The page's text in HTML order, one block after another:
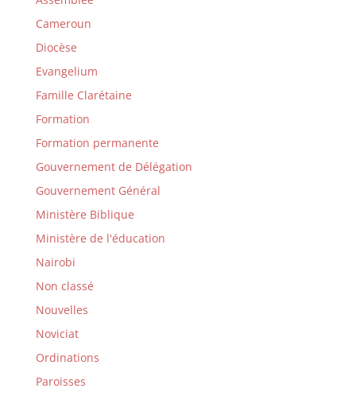
Cameroun
Diocèse
Evangelium
Famille Clarétaine
Formation
Formation permanente
Gouvernement de Délégation
Gouvernement Général
Ministère Biblique
Ministère de l'éducation
Nairobi
Non classé
Nouvelles
Noviciat
Ordinations
Paroisses